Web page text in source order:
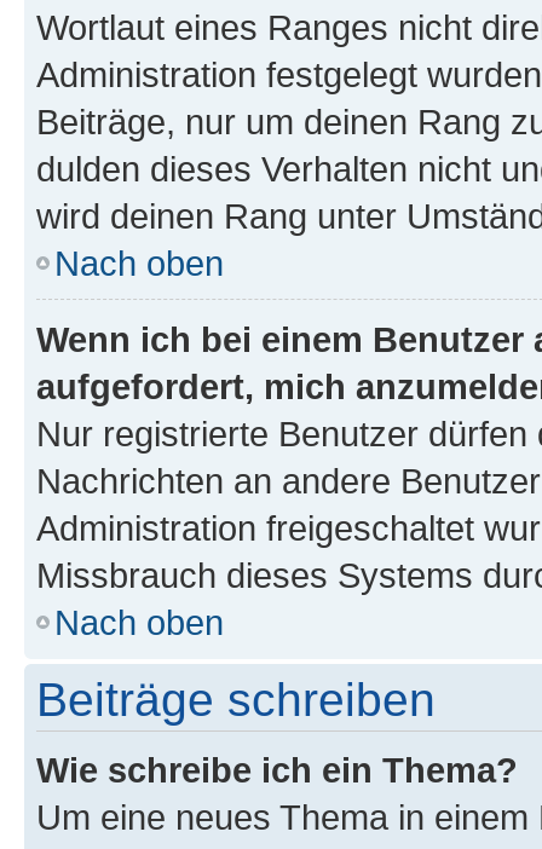
Wortlaut eines Ranges nicht
Administration festgelegt
Beiträge, nur um deinen Rang
dulden dieses Verhalten nicht
wird deinen Rang unter
Nach oben
Wenn ich bei einem
aufgefordert, mich
Nur registrierte Benutzer
Nachrichten an andere
Administration freigeschaltet
Missbrauch dieses Systems
Nach oben
Beiträge schreiben
Wie schreibe ich ein Thema?
Um eine neues Thema in